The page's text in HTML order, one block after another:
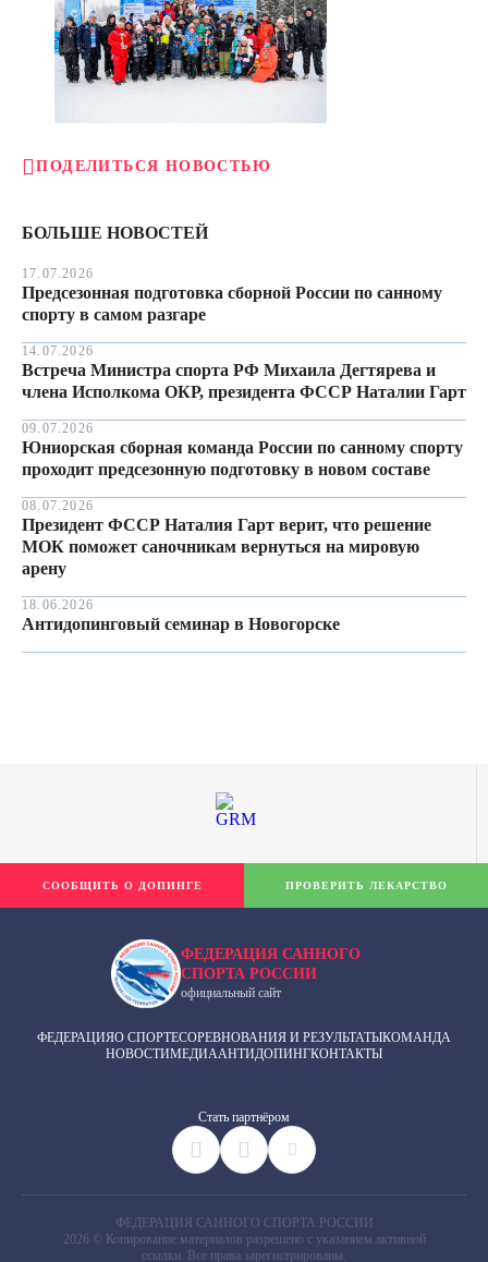
ПОДЕЛИТЬСЯ НОВОСТЬЮ
БОЛЬШЕ НОВОСТЕЙ
17.07.2026
Предсезонная подготовка сборной России по санному
спорту в самом разгаре
14.07.2026
Встреча Министра спорта РФ Михаила Дегтярева и
члена Исполкома ОКР, президента ФССР Наталии Гарт
09.07.2026
Юниорская сборная команда России по санному спорту
проходит предсезонную подготовку в новом составе
08.07.2026
Президент ФССР Наталия Гарт верит, что решение
МОК поможет саночникам вернуться на мировую
арену
18.06.2026
Антидопинговый семинар в Новогорске
ФЕДЕРАЦИЯ САННОГО
СПОРТА РОССИИ
официальный сайт
ФЕДЕРАЦИЯО СПОРТЕСОРЕВНОВАНИЯ И РЕЗУЛЬТАТЫКОМАНДА
НОВОСТИМЕДИААНТИДОПИНГКОНТАКТЫ
Cтать партнёром
СООБЩИТЬ О ДОПИНГЕ ПРОВЕРИТЬ ЛЕКАРСТВО
ФЕДЕРАЦИЯ САННОГО СПОРТА РОССИИ
2026 © Копирование материалов разрешено с указанием активной
ссылки. Все права зарегистрированы.